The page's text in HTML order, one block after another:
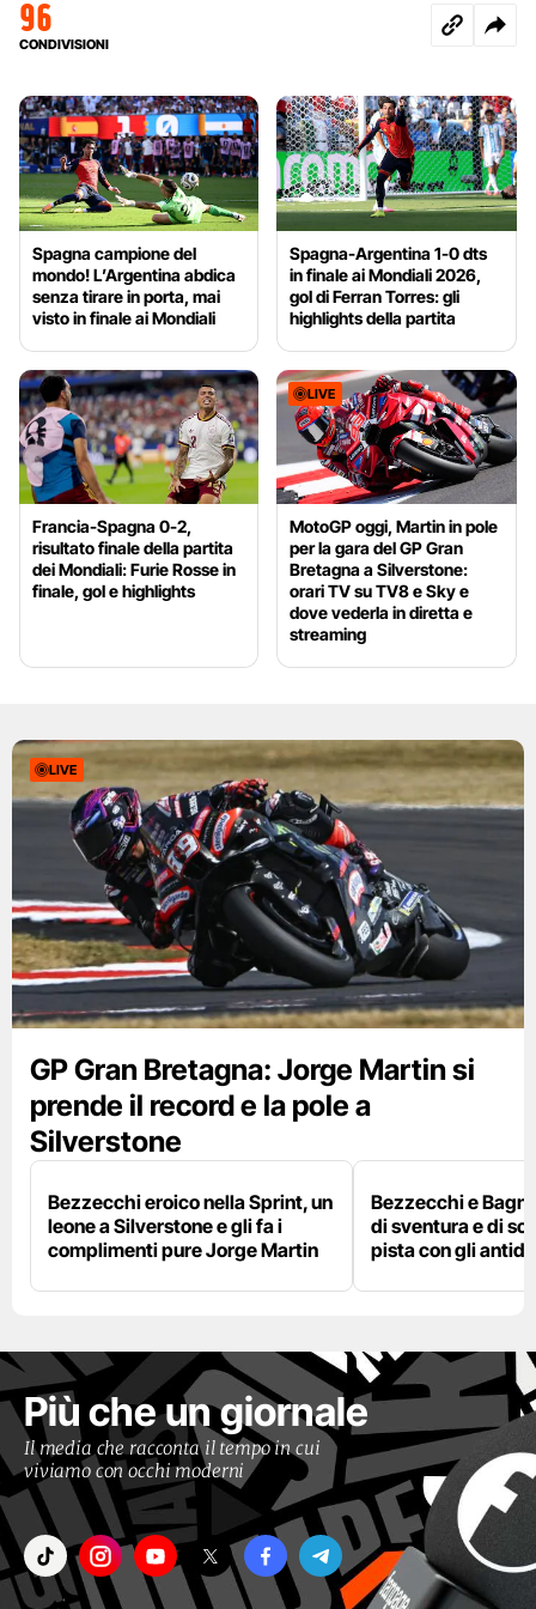
96
CONDIVISIONI
Spagna campione del
mondo! L’Argentina abdica
senza tirare in porta, mai
visto in finale ai Mondiali
Spagna-Argentina 1-0 dts
in finale ai Mondiali 2026,
gol di Ferran Torres: gli
highlights della partita
Francia-Spagna 0-2,
risultato finale della partita
dei Mondiali: Furie Rosse in
finale, gol e highlights
LIVE
MotoGP oggi, Martin in pole
per la gara del GP Gran
Bretagna a Silverstone:
orari TV su TV8 e Sky e
dove vederla in diretta e
streaming
LIVE
GP Gran Bretagna: Jorge Martin si
prende il record e la pole a
Silverstone
Bezzecchi eroico nella Sprint, un
leone a Silverstone e gli fa i
complimenti pure Jorge Martin
Bezzecchi e
di sventura e di
pista con gli
Più che un giornale
Il media che racconta il tempo in cui
viviamo con occhi moderni